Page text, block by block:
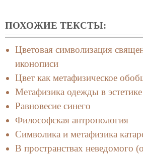
ПОХОЖИЕ ТЕКСТЫ:
Цветовая символизация
иконописи
Цвет как метафизическое
Метафизика одежды в эстетике
Равновесие синего
Философская антропология
Символика и метафизика
В пространствах неведомого